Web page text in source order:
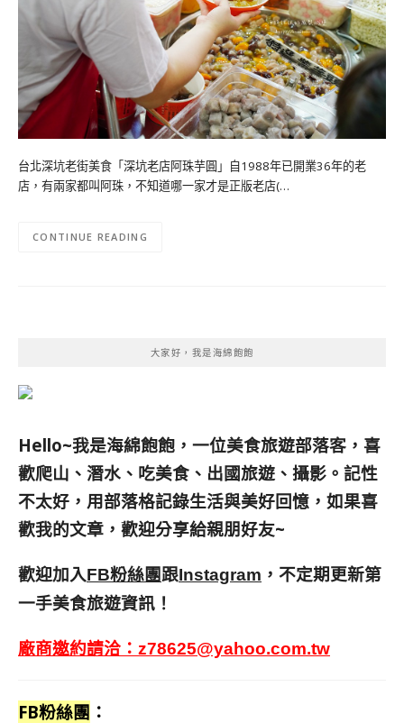
台北深坑老街美食「深坑老店阿珠芋圓」自1988年已開業36年的老
店，有兩家都叫阿珠，不知道哪一家才是正版老店(…
CONTINUE READING
大家好，我是海綿飽飽
Hello~我是海綿飽飽，一位美食旅遊部落客， 喜
歡爬山、潛水、吃美食、出國旅遊、攝影。 記性
不太好，用部落格記錄生活與美好回憶， 如果喜
歡我的文章，歡迎分享給親朋好友~
歡迎加入FB粉絲團跟Instagram ，不定期更新第
一手美食旅遊資訊！
廠商邀約請洽： z78625@yahoo.com.tw
FB粉絲團 ：